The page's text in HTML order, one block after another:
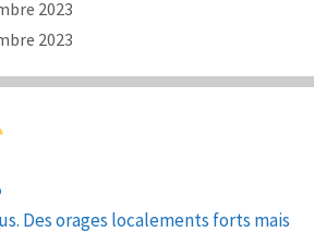
2023
2023
Des orages localements forts mais